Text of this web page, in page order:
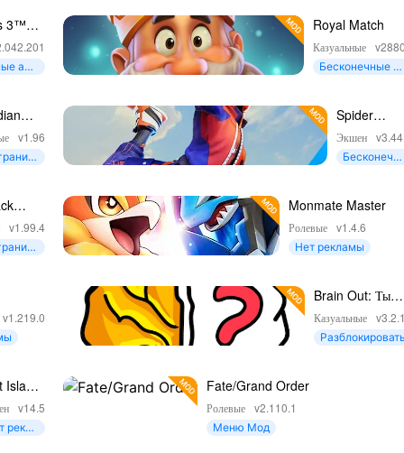
3™
алм
Royal Match
Казуальные
Бесконечные м
RPG
v1.96
Spider
Fighter 3:
Открытый
Экшен
Бесконечн
v1.99.4
Monmate Master
Ролевые v1.4.6
Нет рекламы
v1.219.0
Brain Out: Ты
сможешь
пройти?
Казуальные
Island
v14.5
рекла
Fate/Grand Order
Ролевые v2.110.1
Меню Мод